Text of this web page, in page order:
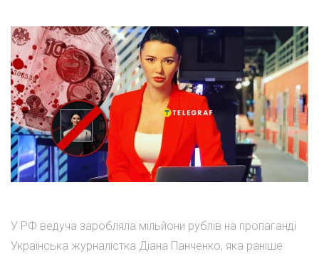
У РФ ведуча заробляла мільйони рублів на пропаганді
Українська журналістка Діана Панченко, яка раніше